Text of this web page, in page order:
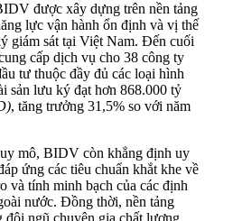
được xây dựng trên nền tảng
lực vận hành ổn định và vị thế
giám sát tại Việt Nam. Đến cuối
cấp dịch vụ cho 38 công ty
tư thuộc đầy đủ các loại hình
sản lưu ký đạt hơn 868.000 tỷ
), tăng trưởng 31,5% so với năm
mô, BIDV còn khẳng định uy
ứng các tiêu chuẩn khắt khe về
và tính minh bạch của các định
nước. Đồng thời, nền tảng
đội ngũ chuyên gia chất lượng